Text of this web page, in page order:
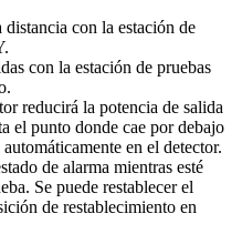
con la estación de
con la estación de pruebas
reducirá la potencia de salida
el punto donde cae por debajo
en el detector.
de alarma mientras esté
Se puede restablecer el
de restablecimiento en